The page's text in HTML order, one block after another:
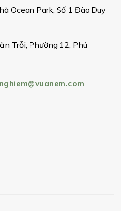
Ocean Park, Số 1 Đào Duy
Trỗi, Phường 12, Phú